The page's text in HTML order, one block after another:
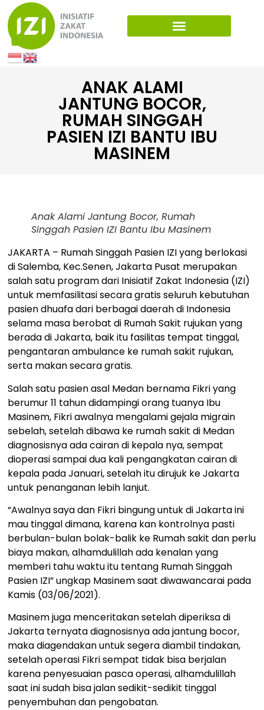
ANAK ALAMI
JANTUNG BOCOR,
RUMAH SINGGAH
PASIEN IZI BANTU IBU
MASINEM
Anak Alami Jantung Bocor, Rumah
Singgah Pasien IZI Bantu Ibu Masinem
JAKARTA – Rumah Singgah Pasien IZI yang berlokasi
di Salemba, Kec.Senen, Jakarta Pusat merupakan
salah satu program dari Inisiatif Zakat Indonesia (IZI)
untuk memfasilitasi secara gratis seluruh kebutuhan
pasien dhuafa dari berbagai daerah di Indonesia
selama masa berobat di Rumah Sakit rujukan yang
berada di Jakarta, baik itu fasilitas tempat tinggal,
pengantaran ambulance ke rumah sakit rujukan,
serta makan secara gratis.
Salah satu pasien asal Medan bernama Fikri yang
berumur 11 tahun didampingi orang tuanya Ibu
Masinem, Fikri awalnya mengalami gejala migrain
sebelah, setelah dibawa ke rumah sakit di Medan
diagnosisnya ada cairan di kepala nya, sempat
dioperasi sampai dua kali pengangkatan cairan di
kepala pada Januari, setelah itu dirujuk ke Jakarta
untuk penanganan lebih lanjut.
“Awalnya saya dan Fikri bingung untuk di Jakarta ini
mau tinggal dimana, karena kan kontrolnya pasti
berbulan-bulan bolak-balik ke Rumah sakit dan perlu
biaya makan, alhamdulillah ada kenalan yang
memberi tahu waktu itu tentang Rumah Singgah
Pasien IZI” ungkap Masinem saat diwawancarai pada
Kamis (03/06/2021).
Masinem juga menceritakan setelah diperiksa di
Jakarta ternyata diagnosisnya ada jantung bocor,
maka diagendakan untuk segera diambil tindakan,
setelah operasi Fikri sempat tidak bisa berjalan
karena penyesuaian pasca operasi, alhamdulillah
saat ini sudah bisa jalan sedikit-sedikit tinggal
penyembuhan dan pengobatan.